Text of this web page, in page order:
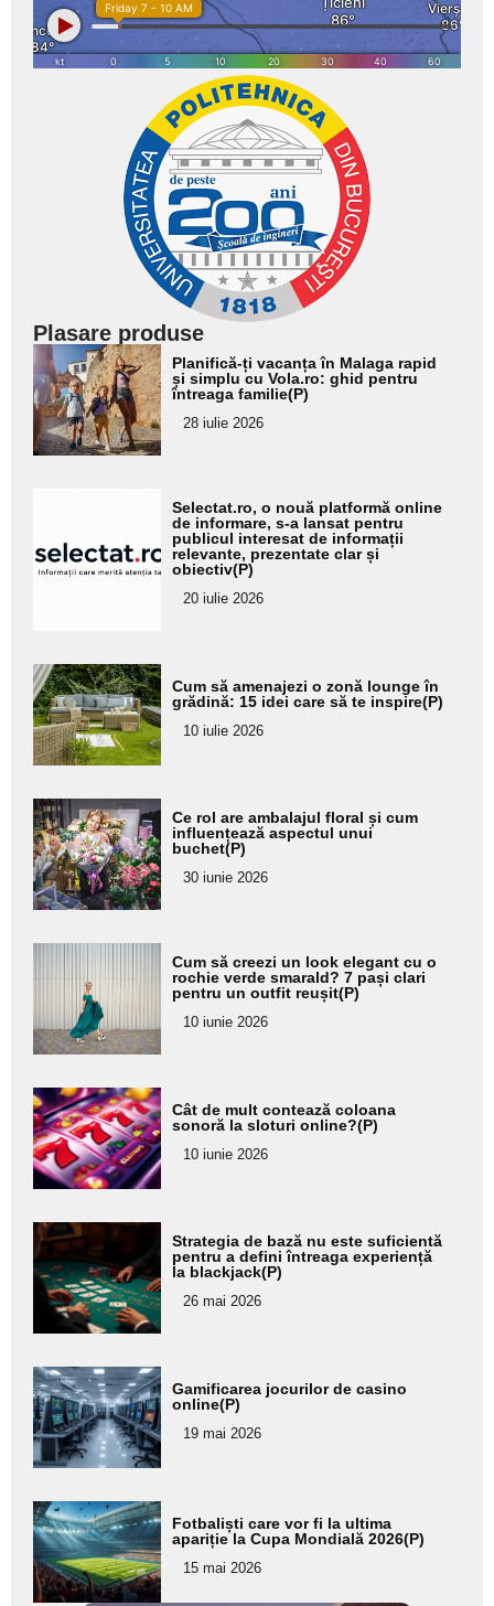
Plasare produse
Adaugă
aici textul
pentru
subtitlu
Planifică-ți vacanța în Malaga rapid
și simplu cu Vola.ro: ghid pentru
întreaga familie(P)
28 iulie 2026
pentru
subtitlu
Selectat.ro, o nouă platformă online
de informare, s-a lansat pentru
publicul interesat de informații
relevante, prezentate clar și
obiectiv(P)
20 iulie 2026
Adaugă
aici textul
pentru
subtitlu
Cum să amenajezi o zonă lounge în
grădină: 15 idei care să te inspire(P)
10 iulie 2026
Adaugă
aici textul
pentru
subtitlu
Ce rol are ambalajul floral și cum
influențează aspectul unui
buchet(P)
30 iunie 2026
Adaugă
aici textul
pentru
subtitlu
Cum să creezi un look elegant cu o
rochie verde smarald? 7 pași clari
pentru un outfit reușit(P)
10 iunie 2026
Adaugă
aici textul
pentru
subtitlu
Cât de mult contează coloana
sonoră la sloturi online?(P)
10 iunie 2026
Adaugă
aici textul
pentru
subtitlu
Strategia de bază nu este suficientă
pentru a defini întreaga experiență
la blackjack(P)
26 mai 2026
Adaugă
aici textul
pentru
subtitlu
Gamificarea jocurilor de casino
online(P)
19 mai 2026
Adaugă
aici textul
pentru
subtitlu
Fotbaliști care vor fi la ultima
apariție la Cupa Mondială 2026(P)
15 mai 2026